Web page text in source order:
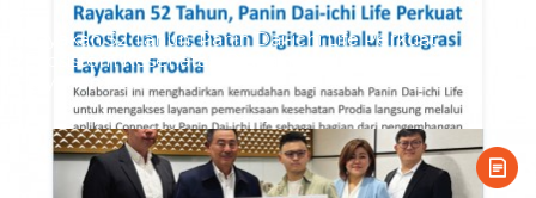
Rayakan 52 Tahun, Panin Dai-ichi Life Perkuat
Ekosistem Kesehatan Digital melalui Integrasi
Layanan Prodia